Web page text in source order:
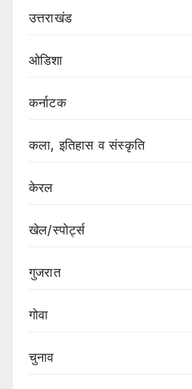
उत्तराखंड
ओडिशा
कर्नाटक
कला, इतिहास व संस्कृति
केरल
खेल/स्पोर्ट्स
गुजरात
गोवा
चुनाव